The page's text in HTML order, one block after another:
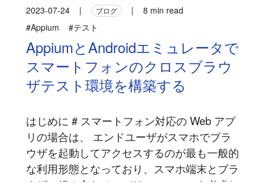
2023-07-24 | ブログ |
8 min read
#Appium
#テスト
AppiumとAndroidエミュレータで
スマートフォンのクロスブラウ
ザテスト環境を構築する
はじめに # スマートフォン対応の Web アプ
リの場合は、 エンドユーザがスマホでブラ
ウザを起動してアクセスするのが最も一般的
な利用形態となっており、スマホ端末とブラ
ウザの組み合わせのバリエーションを考慮し